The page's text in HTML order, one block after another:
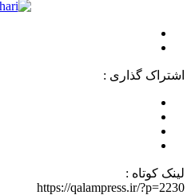
اشتراک گذاری :
لینک کوتاه :
https://qalampress.ir/?p=2230